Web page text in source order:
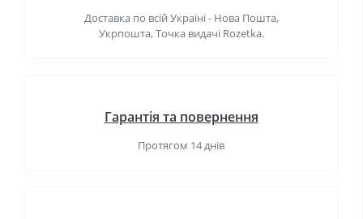
Доставка по всій Україні - Нова Пошта,
Укрпошта, Точка видачі Rozetka.
Гарантія та повернення
Протягом 14 днів